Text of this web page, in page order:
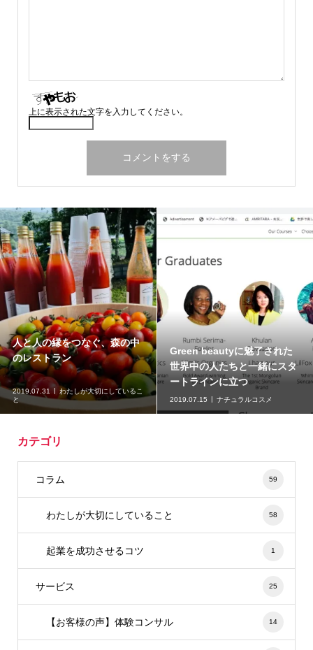
上に表示された文字を入力してください。
人と人の縁をつなぐ、森の中
のレストラン
2019.07.31
わたしが大切にしているこ
と
Green beautyに魅了された
世界中の人たちと一緒にスタ
ートラインに立つ
2019.07.15 ナチュラルコスメ
カテゴリ
コラム 59
わたしが大切にしていること 58
起業を成功させるコツ 1
サービス 25
【お客様の声】体験コンサル 14